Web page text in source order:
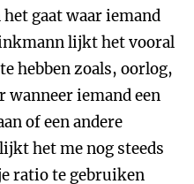
gaat waar iemand
lijkt het vooral
hebben zoals, oorlog,
wanneer iemand een
of een andere
het me nog steeds
ratio te gebruiken